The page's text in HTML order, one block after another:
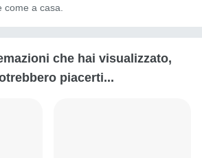
a casa.
che hai visualizzato,
piacerti...